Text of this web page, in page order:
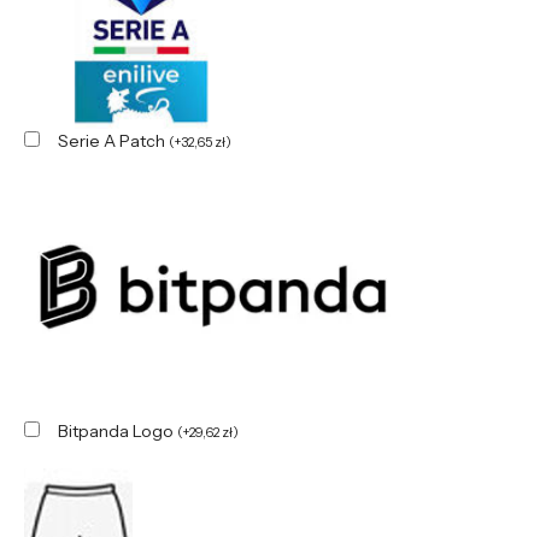
Serie A Patch (+32,65 zł)
Bitpanda Logo (+29,62 zł)